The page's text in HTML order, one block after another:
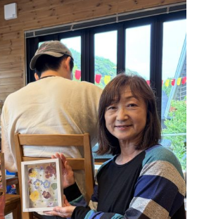
。7月31日(金)夏の日のWork shopを開催し
製作では、色や柄、素材の異なる刺繍リボ
LOGWAYだより BESSの家
全国のBESS
テリア こだわりアイテム 夏
2026年08月09日